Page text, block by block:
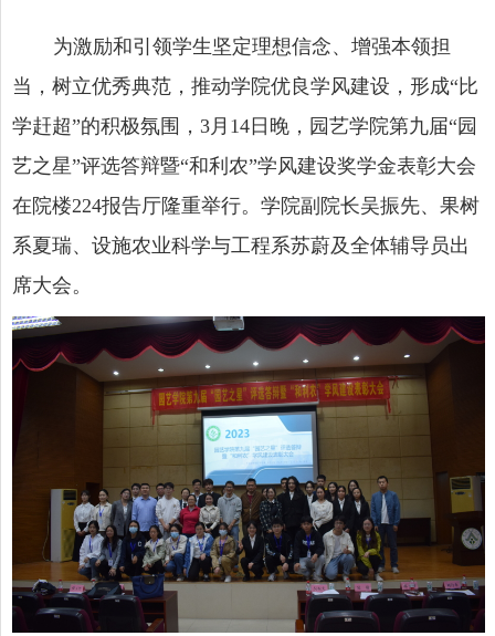
为激励和引领学生坚定理想信念、增强本领担
当，树立优秀典范，推动学院优良学风建设，形成“比
学赶超”的积极氛围， 3月 14 日晚，园艺学院第九届“园
艺之星”评选答辩暨“和利农”学风建设奖学金表彰大会
在院楼224报告厅隆重举行。学院副院长吴振先、果树
系夏瑞、设施农业科学与工程系苏蔚及全体辅导员出
席大会。